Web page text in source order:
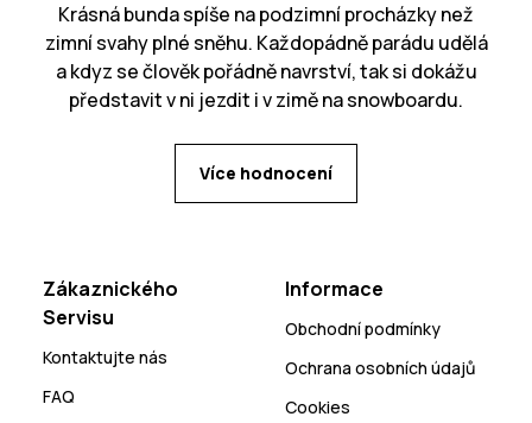
Krásná bunda spíše na podzimní procházky než
zimní svahy plné sněhu. Každopádně parádu udělá
a kdyz se člověk pořádně navrství, tak si dokážu
představit v ni jezdit i v zimě na snowboardu.
Více hodnocení
Zákaznického
Servisu
Kontaktujte nás
FAQ
Informace
Obchodní podmínky
Ochrana osobních údajů
Cookies